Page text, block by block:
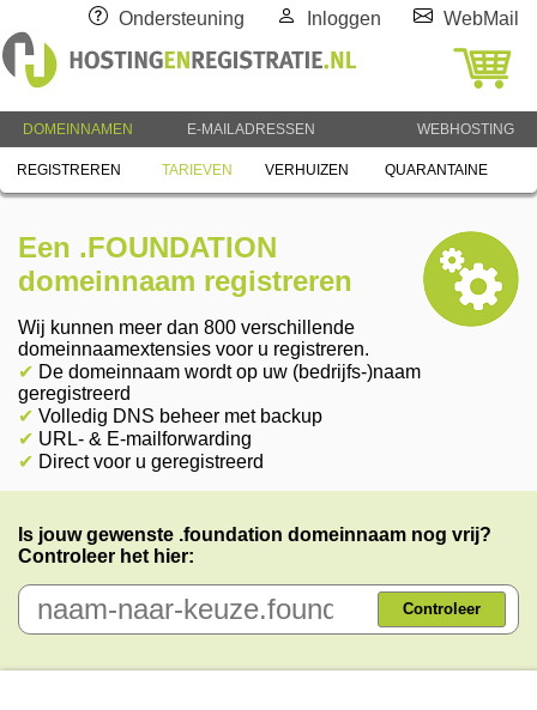
Ondersteuning Inloggen WebMail
DOMEINNAMEN E-MAILADRESSEN WEBHOSTING
REGISTREREN TARIEVEN VERHUIZEN QUARANTAINE
Een .FOUNDATION
domeinnaam registreren
Wij kunnen meer dan 800 verschillende
domeinnaamextensies voor u registreren.
✔ De domeinnaam wordt op uw (bedrijfs-)naam
geregistreerd
✔ Volledig DNS beheer met backup
✔ URL- & E-mailforwarding
✔ Direct voor u geregistreerd
Is jouw gewenste .foundation domeinnaam nog vrij?
Controleer het hier:
Controleer